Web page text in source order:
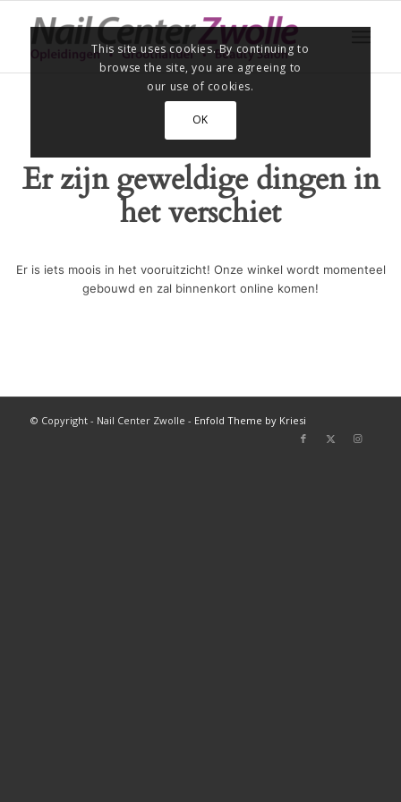
Er zijn geweldige dingen in
het verschiet
Er is iets moois in het vooruitzicht! Onze winkel wordt momenteel
gebouwd en zal binnenkort online komen!
© Copyright - Nail Center Zwolle - Enfold Theme by Kriesi
This site uses cookies. By continuing to
browse the site, you are agreeing to
our use of cookies.
OK